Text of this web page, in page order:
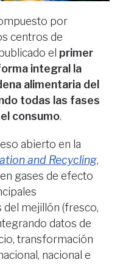
por
centros de
el primer
integral la
alimentaria del
todas las fases
consumo.
abierto en la
and Recycling,
gases de efecto
mejillón (fresco,
datos de
transformación
nacional e